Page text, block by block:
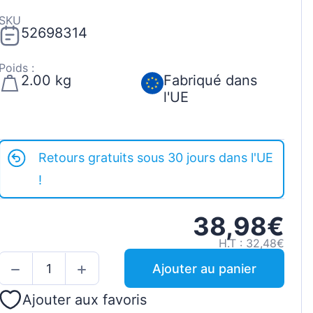
SKU
52698314
Poids :
2.00 kg
Fabriqué dans
l'UE
Retours gratuits sous 30 jours dans l'UE
!
38,98€
H.T : 32,48€
Ajouter au panier
Ajouter aux favoris